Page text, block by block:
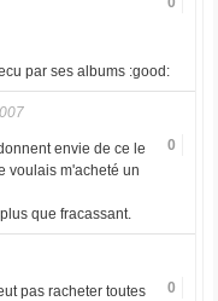
par ses albums :good:
0
envie de ce le
voulais m'acheté un
que fracassant.
0
pas racheter toutes